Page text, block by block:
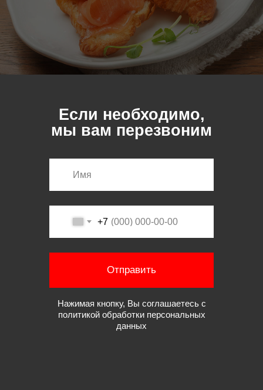
Если необходимо,
мы вам перезвоним
Нажимая кнопку, Вы соглашаетесь с
политикой обработки персональных
данных
+7
Отправить